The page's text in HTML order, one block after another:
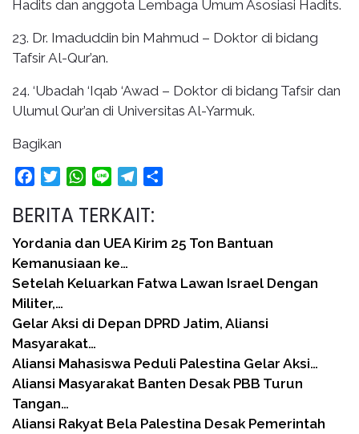
Hadits dan anggota Lembaga Umum Asosiasi Hadits.
23. Dr. Imaduddin bin Mahmud – Doktor di bidang
Tafsir Al-Qur’an.
24. ‘Ubadah ‘Iqab ‘Awad – Doktor di bidang Tafsir dan
Ulumul Qur’an di Universitas Al-Yarmuk.
Bagikan
FacebookTwitterWhatsApp
Line Telegram
BERITA TERKAIT:
Yordania dan UEA Kirim 25 Ton Bantuan
Kemanusiaan ke…
Setelah Keluarkan Fatwa Lawan Israel Dengan
Militer,…
Gelar Aksi di Depan DPRD Jatim, Aliansi
Masyarakat…
Aliansi Mahasiswa Peduli Palestina Gelar Aksi…
Aliansi Masyarakat Banten Desak PBB Turun
Tangan…
Aliansi Rakyat Bela Palestina Desak Pemerintah